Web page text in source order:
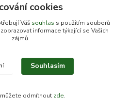
Krkoška 2020-2026
cookies
Váš souhlas s použitím souborů
informace týkající se Vašich
zájmů.
Souhlasím
odmítnout zde.